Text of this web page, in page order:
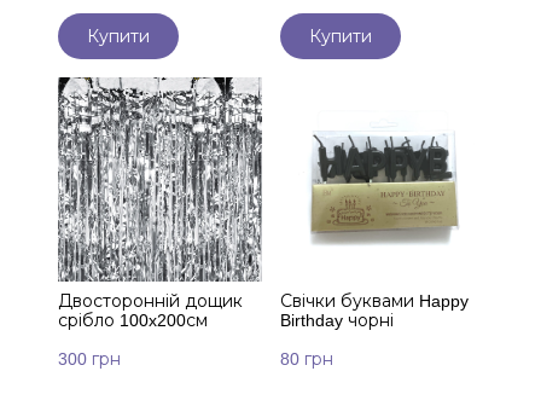
Купити Купити
Двосторонній дощик
срібло 100x200см
300 грн
Свічки буквами Happy
Birthday чорні
80 грн